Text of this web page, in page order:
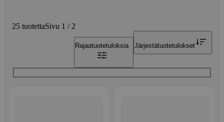
25 tuotettaSivu 1 / 2
Rajaatuotetuloksia Järjestätuotetulokset